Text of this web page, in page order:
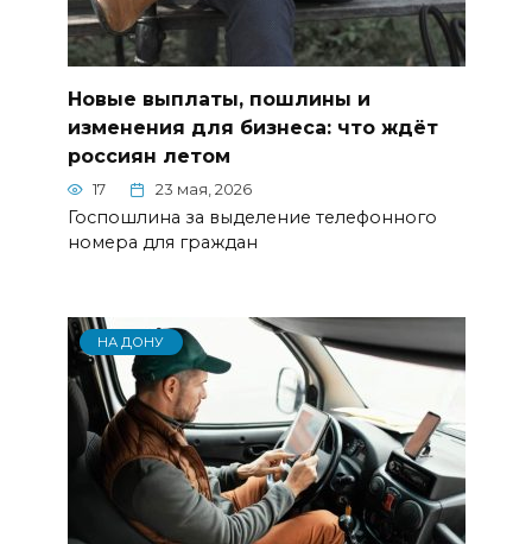
Новые выплаты, пошлины и
изменения для бизнеса: что ждёт
россиян летом
17 23 мая, 2026
Госпошлина за выделение телефонного
номера для граждан
НА ДОНУ